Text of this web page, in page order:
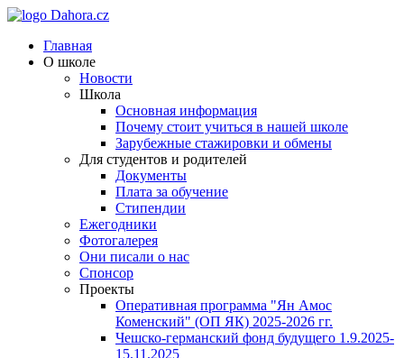
Главная
О школе
Новости
Школа
Основная информация
Почему стоит учиться в нашей школе
Зарубежные стажировки и обмены
Для студентов и родителей
Документы
Плата за обучение
Стипендии
Ежегодники
Фотогалерея
Они писали о нас
Спонсор
Проекты
Оперативная программа "Ян Амос
Коменский" (ОП ЯК) 2025-2026 гг.
Чешско-германский фонд будущего 1.9.2025-
15.11.2025